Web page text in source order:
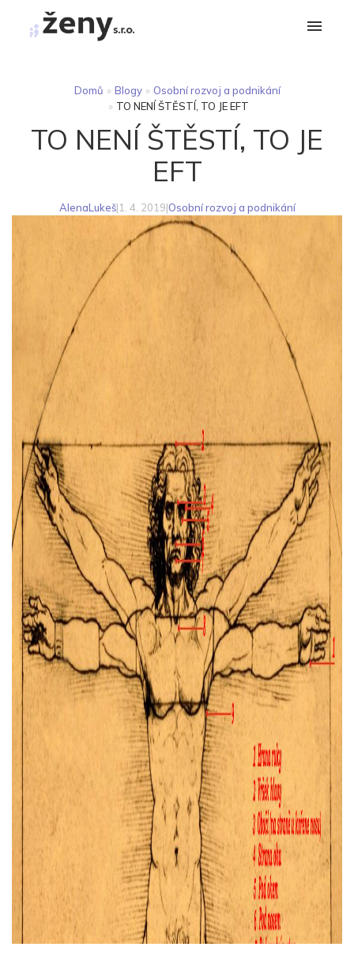
Domů » Blogy » Osobní rozvoj a podnikání
» TO NENÍ ŠTĚSTÍ, TO JE EFT
TO NENÍ ŠTĚSTÍ, TO JE
EFT
AlenaLukeš|1. 4. 2019|Osobní rozvoj a podnikání